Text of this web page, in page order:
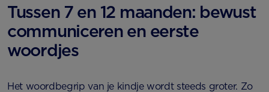
Tussen 7 en 12 maanden: bewust
communiceren en eerste
woordjes
Het woordbegrip van je kindje wordt steeds groter. Zo